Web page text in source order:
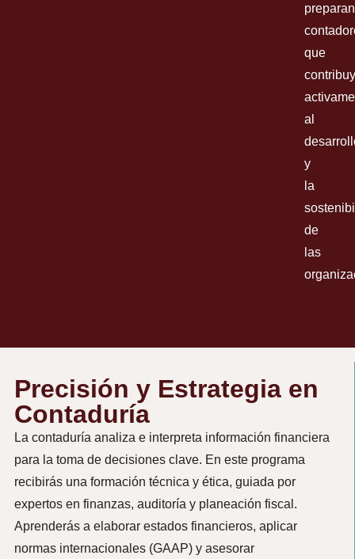
que
al
y
la
de
las
Precisión y Estrategia en
Contaduría
La contaduría analiza e interpreta información financiera
para la toma de decisiones clave. En este programa
recibirás una formación técnica y ética, guiada por
expertos en finanzas, auditoría y planeación fiscal.
Aprenderás a elaborar estados financieros, aplicar
normas internacionales (GAAP) y asesorar